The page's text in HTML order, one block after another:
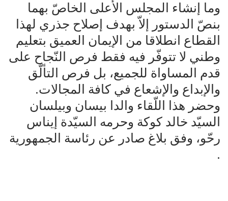
وما إنشاء المجلس الأعلى الخاصّ بهما
بنصّ الدستور إلاّ بهدف إصلاح جذري لهذا
القطاع انطلاقا من الإيمان العميق بتعليم
وطني لا تتوفّر فيه فقط فرص النّجاح على
قدم المساواة للجميع، بل فرص التألّق
والإبداع والإشعاع في كافة المجالات.
وحضر هذا اللّقاء والدا بيسان وبيلسان
السيّد خالد كوكة وحرمه السيّدة إيناس
رحّو، وفق بلاغ صادر عن رئاسة الجمهورية
.